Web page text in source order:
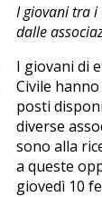
I giovani tra
dalle
I giovani di
Civile
posti
diverse
sono alla
a queste
giovedì 10